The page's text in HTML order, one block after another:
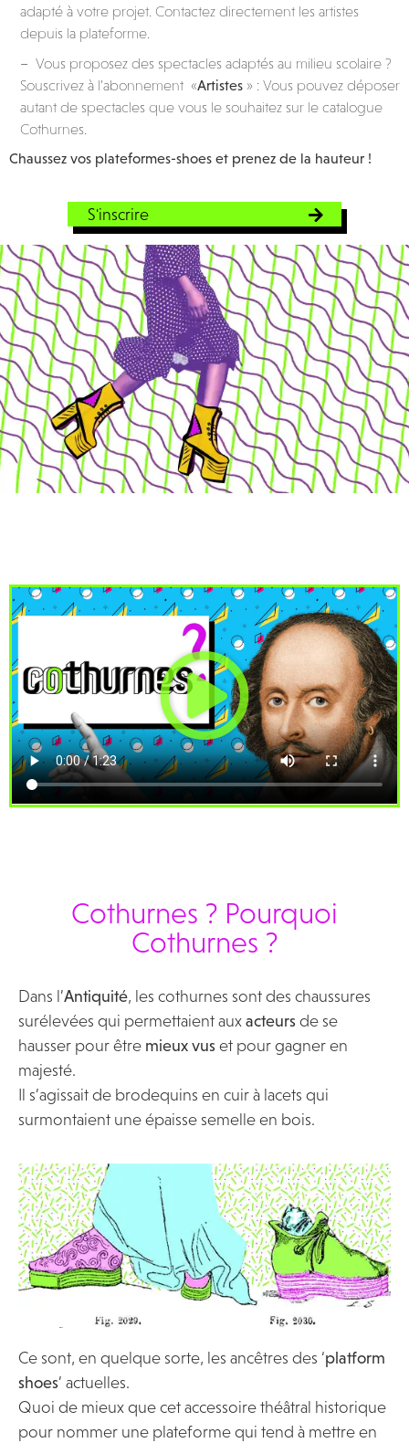
adapté à votre projet. Contactez directement les artistes
depuis la plateforme.
– Vous proposez des spectacles adaptés au milieu scolaire ?
Souscrivez à l’abonnement «Artistes » : Vous pouvez déposer
autant de spectacles que vous le souhaitez sur le catalogue
Cothurnes.
Chaussez vos plateformes-shoes et prenez de la hauteur !
S'inscrire
Cothurnes ? Pourquoi
Cothurnes ?
Dans l’Antiquité, les cothurnes sont des chaussures
surélevées qui permettaient aux acteurs de se
hausser pour être mieux vus et pour gagner en
majesté.
Il s’agissait de brodequins en cuir à lacets qui
surmontaient une épaisse semelle en bois.
Ce sont, en quelque sorte, les ancêtres des ‘platform
shoes’ actuelles.
Quoi de mieux que cet accessoire théâtral historique
pour nommer une plateforme qui tend à mettre en